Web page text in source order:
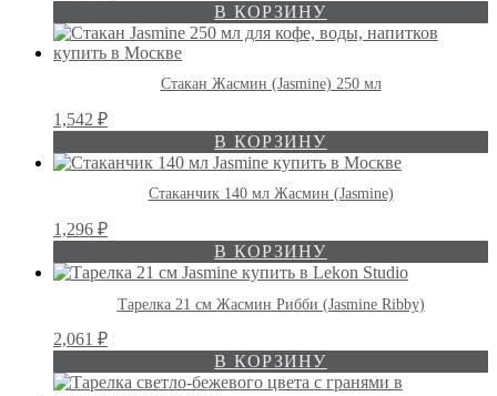
В КОРЗИНУ
Стакан Жасмин (Jasmine) 250 мл
1,542 ₽
В КОРЗИНУ
Стаканчик 140 мл Жасмин (Jasmine)
1,296 ₽
В КОРЗИНУ
Тарелка 21 см Жасмин Рибби (Jasmine Ribby)
2,061 ₽
В КОРЗИНУ